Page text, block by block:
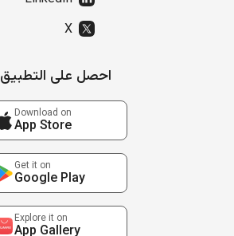
X
احصل على التطبيق
Download on
App Store
Get it on
Google Play
Explore it on
App Gallery